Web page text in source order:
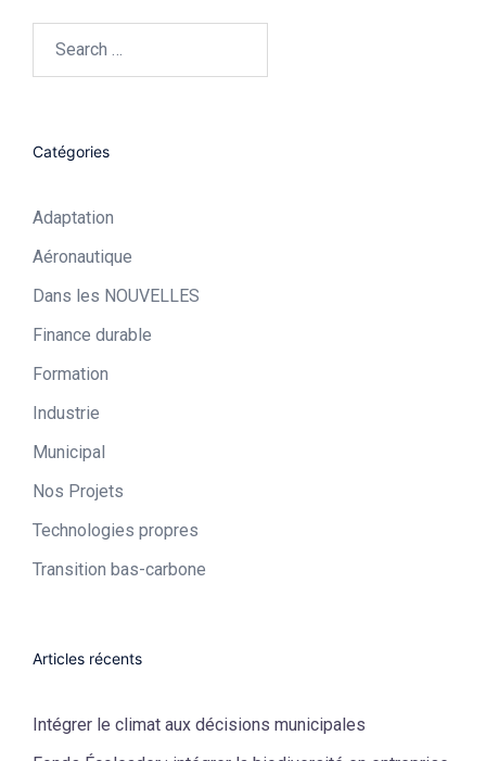
Catégories
Adaptation
Aéronautique​
Dans les NOUVELLES
Finance durable
Formation
Industrie​
Municipal​
Nos Projets
Technologies propres​
Transition bas-carbone
Articles récents
Intégrer le climat aux décisions municipales